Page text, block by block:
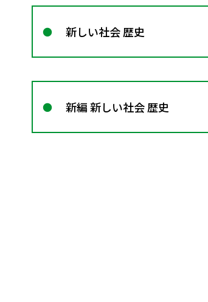
新しい社会 歴史
新編 新しい社会 歴史